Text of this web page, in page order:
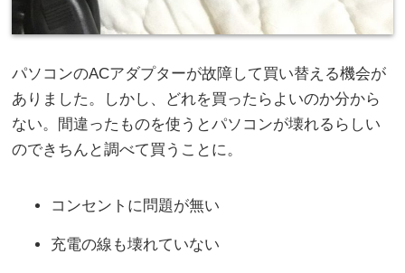
パソコンのACアダプターが故障して買い替える機会が
ありました。しかし、どれを買ったらよいのか分から
ない。間違ったものを使うとパソコンが壊れるらしい
のできちんと調べて買うことに。
コンセントに問題が無い
充電の線も壊れていない